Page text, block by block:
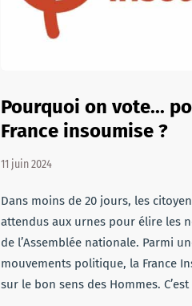
Pourquoi on vote...
France insoumise ?
11 juin 2024
Dans moins de 20 jours, les
attendus aux urnes pour élire les
de l’Assemblée nationale. Parmi
mouvements politique, la France
sur le bon sens des Hommes.